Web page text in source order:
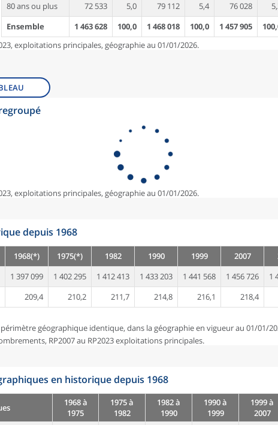
80 ans ou plus
72 533 5,0 79 112 5,4 76 028
Ensemble
1 463 628 100,0 1 468 018 100,0 1 457 905
exploitations principales, géographie au 01/01/2026.
exploitations principales, géographie au 01/01/2026.
depuis 1968
1968(*) 1975(*) 1982 1990 1999 2007
1 397 099 1 402 295 1 412 413 1 433 203 1 441 568 1 456 726 1
209,4 210,2 211,7 214,8 216,1 218,4
géographique identique, dans la géographie en vigueur au 01/01/
RP2007 au RP2023 exploitations principales.
en historique depuis 1968
1968 à
1975
1975 à
1982
1982 à
1990
1990 à
1999
1999 à
2007